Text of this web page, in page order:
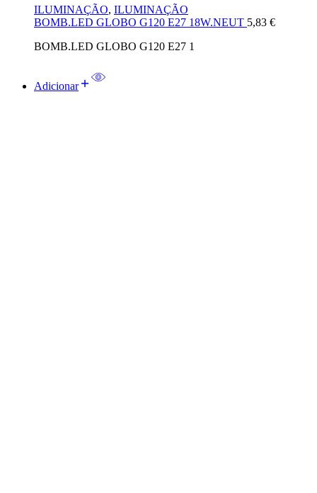
ILUMINAÇÃO, ILUMINAÇÃO
BOMB.LED GLOBO G120 E27 18W.NEUT 5,83 €
BOMB.LED GLOBO G120 E27 1
Adicionar